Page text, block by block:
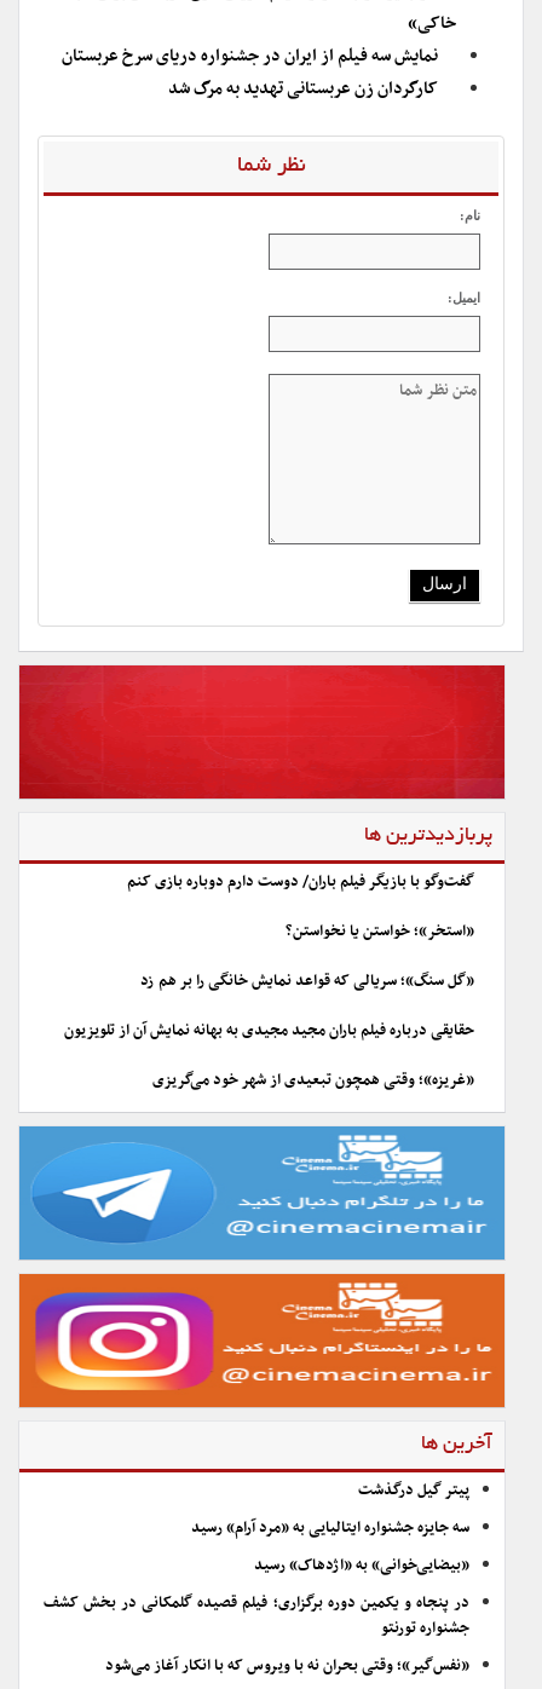
خاکی»
نمایش سه فیلم از ایران در جشنواره دریای سرخ عربستان
کارگردان زن عربستانی تهدید به مرگ شد
نظر شما
نام:
ایمیل:
پربازدیدترین ها
گفت‌وگو با بازیگر فیلم باران/ دوست دارم دوباره بازی کنم
«استخر»؛ خواستن یا نخواستن؟
«گل سنگ»؛ سریالی که قواعد نمایش خانگی را بر هم زد
حقایقی درباره فیلم باران مجید مجیدی به بهانه نمایش آن از تلویزیون
«غریزه»؛ وقتی همچون تبعیدی از شهر خود می‌گریزی
آخرین ها
پیتر گیل درگذشت
سه جایزه جشنواره ایتالیایی به «مرد آرام» رسید
«بیضایی‌خوانی» به «اژدهاک» رسید
در پنجاه و یکمین دوره برگزاری؛ فیلم قصیده گلمکانی در بخش کشف
جشنواره تورنتو
«نفس‌گیر»؛ وقتی بحران نه با ویروس که با انکار آغاز می‌شود